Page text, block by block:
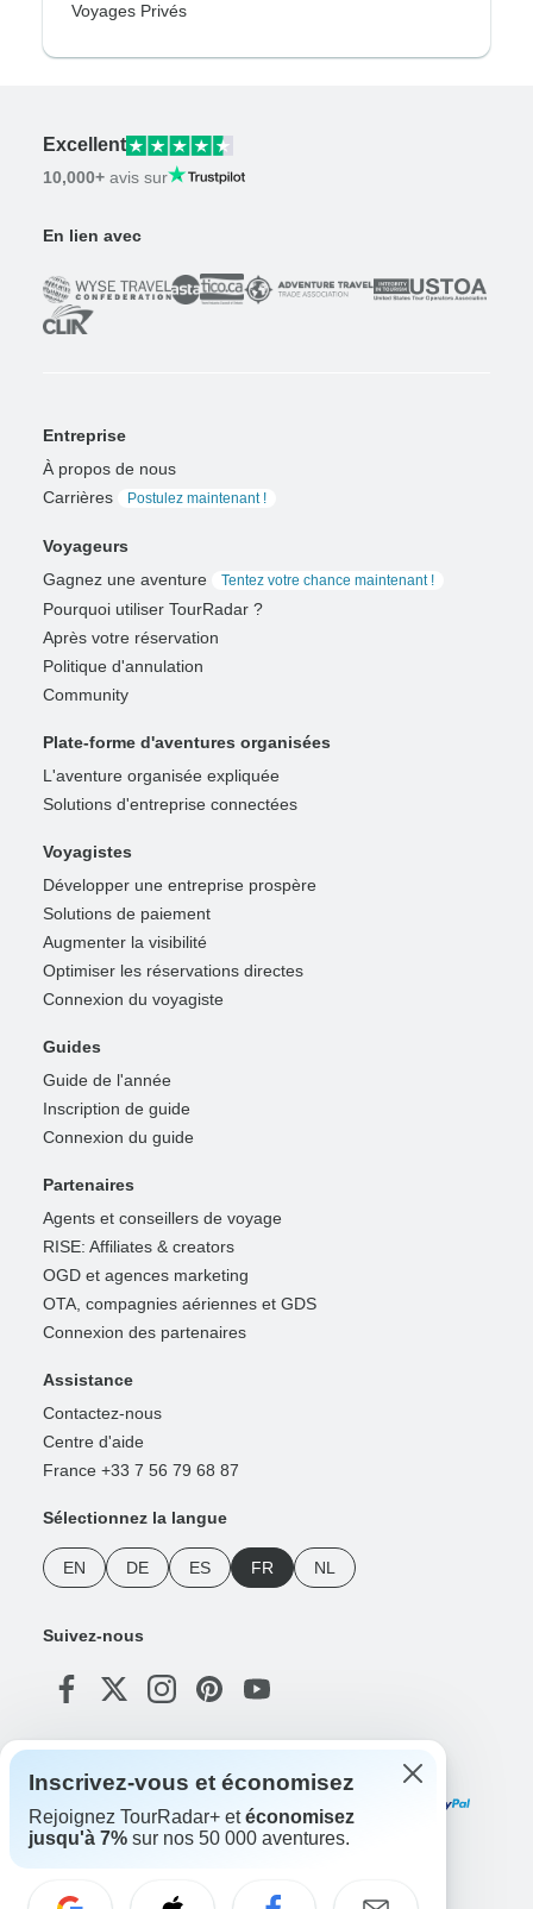
Voyages Privés
Excellent
10,000+ avis sur
En lien avec
Entreprise
À propos de nous
Carrières
Postulez maintenant !
Voyageurs
Gagnez une aventure
Tentez votre chance maintenant !
Pourquoi utiliser TourRadar ?
Après votre réservation
Politique d'annulation
Community
Plate-forme d'aventures organisées
L'aventure organisée expliquée
Solutions d'entreprise connectées
Voyagistes
Développer une entreprise prospère
Solutions de paiement
Augmenter la visibilité
Optimiser les réservations directes
Connexion du voyagiste
Guides
Guide de l'année
Inscription de guide
Connexion du guide
Partenaires
Agents et conseillers de voyage
RISE: Affiliates & creators
OGD et agences marketing
OTA, compagnies aériennes et GDS
Connexion des partenaires
Assistance
Contactez-nous
Centre d'aide
France +33 7 56 79 68 87
Sélectionnez la langue
EN DE ES FR NL
Suivez-nous
Inscrivez-vous et économisez
Rejoignez TourRadar+ etéconomisez
jusqu'à 7% sur nos 50 000 aventures.